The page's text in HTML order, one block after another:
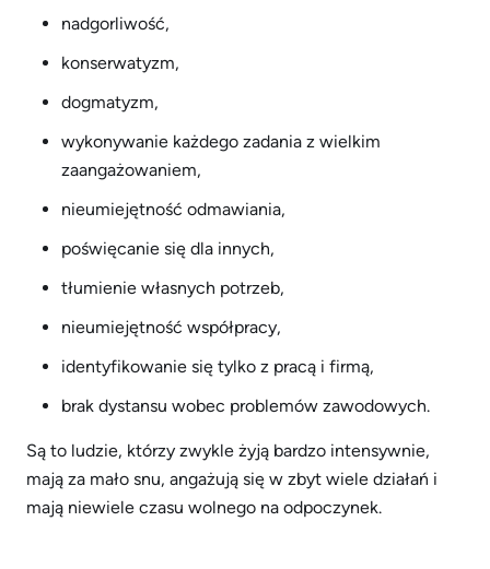
nadgorliwość,
konserwatyzm,
dogmatyzm,
wykonywanie każdego zadania z wielkim
zaangażowaniem,
nieumiejętność odmawiania,
poświęcanie się dla innych,
tłumienie własnych potrzeb,
nieumiejętność współpracy,
identyfikowanie się tylko z pracą i firmą,
brak dystansu wobec problemów zawodowych.
Są to ludzie, którzy zwykle żyją bardzo intensywnie,
mają za mało snu, angażują się w zbyt wiele działań i
mają niewiele czasu wolnego na odpoczynek.